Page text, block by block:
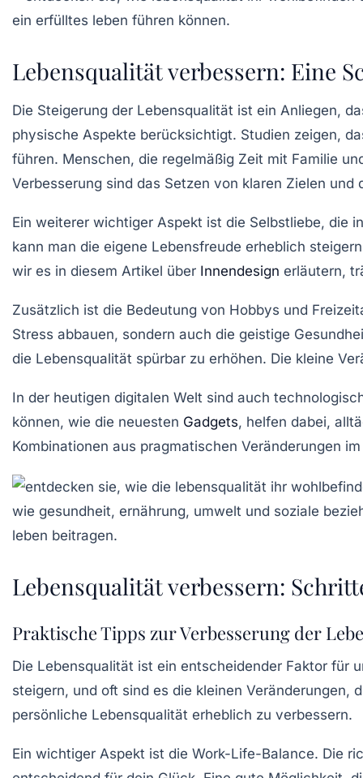
Lebensqualität verbessern:
Die Steigerung der Lebensqualität ist ein Anliegen,
physische Aspekte berücksichtigt. Studien zeigen,
führen. Menschen, die regelmäßig Zeit mit Familie
Verbesserung sind das Setzen von klaren Zielen und
Ein weiterer wichtiger Aspekt ist die Selbstliebe, die
kann man die eigene Lebensfreude erheblich
wir es in diesem Artikel über Innendesign erläutern,
Zusätzlich ist die Bedeutung von Hobbys und
Stress abbauen, sondern auch die geistige
die Lebensqualität spürbar zu erhöhen. Die kleine
In der heutigen digitalen Welt sind auch
können, wie die neuesten Gadgets, helfen dabei,
Kombinationen aus pragmatischen Veränderungen
Lebensqualität verbessern:
Praktische Tipps zur Verbesserung der
Die Lebensqualität ist ein entscheidender Faktor für
steigern, und oft sind es die kleinen Veränderungen,
persönliche Lebensqualität erheblich zu verbessern.
Ein wichtiger Aspekt ist die Work-Life-Balance. Die